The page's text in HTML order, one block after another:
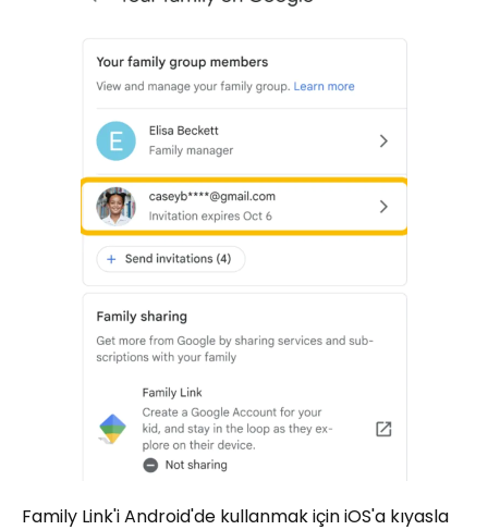
Family Link'i Android'de kullanmak için iOS'a kıyasla